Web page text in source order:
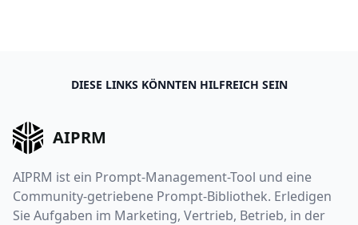
DIESE LINKS KÖNNTEN HILFREICH SEIN
AIPRM
AIPRM ist ein Prompt-Management-Tool und eine
Community-getriebene Prompt-Bibliothek. Erledigen
Sie Aufgaben im Marketing, Vertrieb, Betrieb, in der